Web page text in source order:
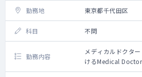
勤務地 東京都千代田区
科目 不問
勤務内容
メディカルドクタ
けるMedical Doctor